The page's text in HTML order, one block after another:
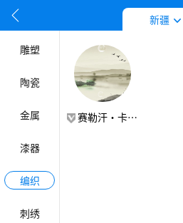
工艺门类
新疆
雕塑
陶瓷
金属
漆器
编织
刺绣
按姓名首拼音字母排列
赛勒汗·卡克木哈孜